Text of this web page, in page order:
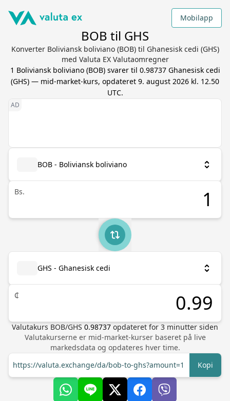
Mobilapp
BOB til GHS
Konverter Boliviansk boliviano (BOB) til Ghanesisk cedi (GHS)
med Valuta EX Valutaomregner
1 Boliviansk boliviano(BOB) svarer til 0.98737 Ghanesisk cedi
(GHS) — mid-market-kurs, opdateret 9. august 2026 kl. 12.50
UTC.
BOB - Boliviansk boliviano
Bs.
GHS - Ghanesisk cedi
₵
Valutakurs BOB/GHS 0.98737 opdateret for 3 minutter siden
Valutakurserne er mid-market-kurser baseret på live
markedsdata og opdateres hver time.
https://valuta.exchange/da/bob-to-ghs?amount=1
Kopi